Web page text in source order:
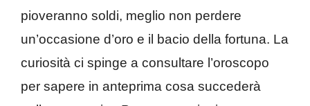
pioveranno soldi, meglio non perdere
un’occasione d’oro e il bacio della fortuna. La
curiosità ci spinge a consultare l’oroscopo
per sapere in anteprima cosa succederà